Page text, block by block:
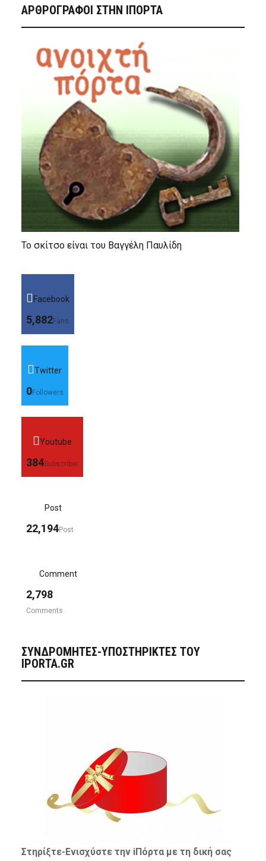
ΑΡΘΡΟΓΡΑΦΟΙ ΣΤΗΝ IΠΟΡΤΑ
Το σκίτσο είναι του Βαγγέλη Παυλίδη
Facebook
5,882Fans
Twitter
0Followers
Youtube
384Subscriber
Post
22,194Post
Comment
2,798
Comments
ΣΥΝΔΡΟΜΗΤΈΣ-ΥΠΟΣΤΗΡΙΚΤΈΣ ΤΟΥ
IPORTA.GR
Στηρίξτε-Ενισχύστετην iΠόρτα με τη δική σας